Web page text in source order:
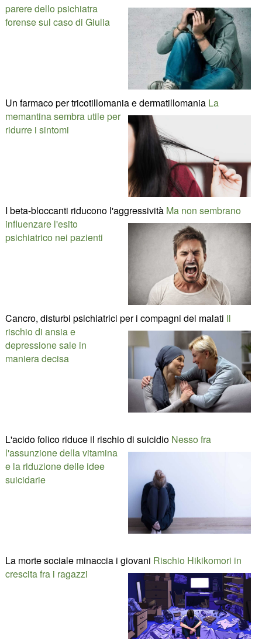
parere dello psichiatra
forense sul caso di Giulia
Un farmaco per tricotillomania e dermatillomania La
memantina sembra utile per
ridurre i sintomi
I beta-bloccanti riducono l'aggressività Ma non sembrano
influenzare l'esito
psichiatrico nei pazienti
Cancro, disturbi psichiatrici per i compagni dei malati Il
rischio di ansia e
depressione sale in
maniera decisa
L'acido folico riduce il rischio di suicidio Nesso fra
l'assunzione della vitamina
e la riduzione delle idee
suicidarie
La morte sociale minaccia i giovani Rischio Hikikomori in
crescita fra i ragazzi